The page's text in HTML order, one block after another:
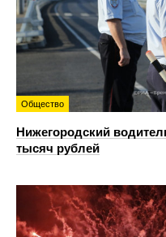
Общество
Нижегородский
тысяч рублей